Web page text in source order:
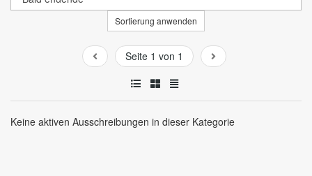
Sortierung anwenden
Seite 1 von 1
Keine aktiven Ausschreibungen in dieser Kategorie